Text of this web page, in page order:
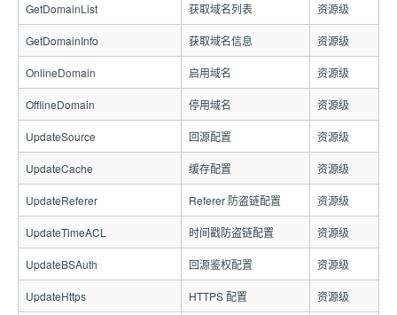
GetDomainList 获取域名列表 资源级
GetDomainInfo 获取域名信息 资源级
OnlineDomain 启用域名 资源级
OfflineDomain 停用域名 资源级
UpdateSource 回源配置 资源级
UpdateCache 缓存配置 资源级
UpdateReferer Referer 防盗链配置 资源级
UpdateTimeACL 时间戳防盗链配置 资源级
UpdateBSAuth 回源鉴权配置 资源级
UpdateHttps HTTPS 配置 资源级